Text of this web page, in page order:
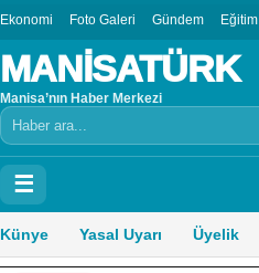
Ekonomi Foto Galeri Gündem Eğitim
MANİSATÜRK
Manisa’nın Haber Merkezi
Arama
☰
Künye Yasal Uyarı Üyelik